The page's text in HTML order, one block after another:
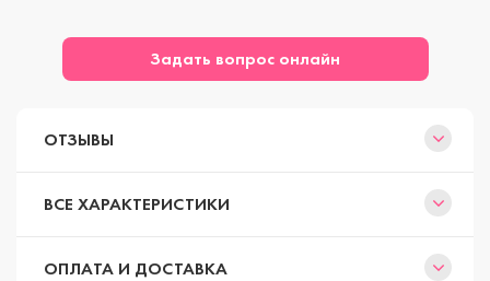
Задать вопрос онлайн
ОТЗЫВЫ
ВСЕ ХАРАКТЕРИСТИКИ
ОПЛАТА И ДОСТАВКА